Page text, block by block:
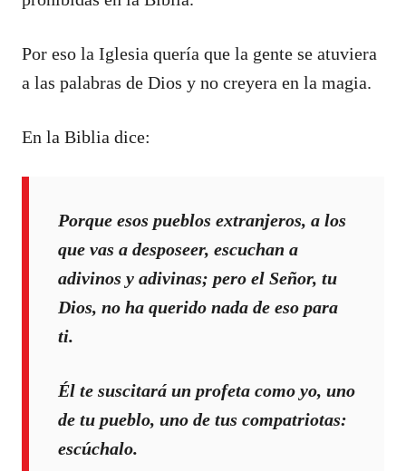
Por eso la Iglesia quería que la gente se atuviera
a las palabras de Dios y no creyera en la magia.
En la Biblia dice:
Porque esos pueblos extranjeros, a los
que vas a desposeer, escuchan a
adivinos y adivinas; pero el Señor, tu
Dios, no ha querido nada de eso para
ti.
Él te suscitará un profeta como yo, uno
de tu pueblo, uno de tus compatriotas:
escúchalo.